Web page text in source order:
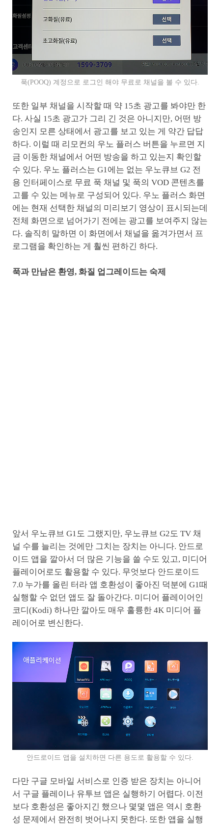
푹(POOQ) 계정으로 로그인 해야 무료로 채널을 볼 수 있다.
또한 일부 채널을 시작할 때 약 15초 광고를 봐야만 한
다. 사실 15초 광고가 그리 긴 것은 아니지만, 어떤 방
송인지 모른 상태에서 광고를 보고 있는 게 약간 답답
하다. 이럴 때 리모컨의 우노 플러스 버튼을 누르면 지
금 이동한 채널에서 어떤 방송을 하고 있는지 확인할
수 있다. 우노 플러스는 G1에는 없는 우노큐브 G2 전
용 인터페이스로 무료 푹 채널 및 푹의 VOD 콘텐츠를
고를 수 있는 메뉴로 구성되어 있다. 우노 플러스 화면
에는 현재 선택한 채널의 미리보기 영상이 표시되는데
전체 화면으로 넘어가기 전에는 광고를 보여주지 않는
다. 솔직히 말하면 이 화면에서 채널을 옮겨가면서 프
로그램을 확인하는 게 훨씬 편하긴 하다.
푹과 만남은 환영, 화질 업그레이드는 숙제
앞서 우노큐브 G1도 그랬지만, 우노큐브 G2도 TV 채
널 수를 늘리는 것에만 그치는 장치는 아니다. 안드로
이드 앱을 깔아서 더 많은 기능을 쓸 수도 있고, 미디어
플레이어로도 활용할 수 있다. 무엇보다 안드로이드
7.0 누가를 올린 터라 앱 호환성이 좋아진 덕분에 G1때
실행할 수 없던 앱도 잘 돌아간다. 미디어 플레이어인
코디(Kodi) 하나만 깔아도 매우 훌륭한 4K 미디어 플
레이어로 변신한다.
안드로이드 앱을 설치하면 다른 용도로 활용할 수 있다.
다만 구글 모바일 서비스로 인증 받은 장치는 아니어
서 구글 플레이나 유투브 앱은 실행하기 어렵다. 이전
보다 호환성은 좋아지긴 했으나 몇몇 앱은 역시 호환
성 문제에서 완전히 벗어나지 못한다. 또한 앱을 실행